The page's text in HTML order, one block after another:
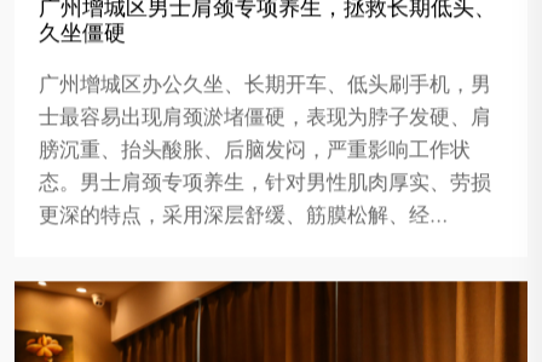
广州增城区男士肩颈专项养生，拯救长期低头、
久坐僵硬
广州增城区办公久坐、长期开车、低头刷手机，男
士最容易出现肩颈淤堵僵硬，表现为脖子发硬、肩
膀沉重、抬头酸胀、后脑发闷，严重影响工作状
态。男士肩颈专项养生，针对男性肌肉厚实、劳损
更深的特点，采用深层舒缓、筋膜松解、经…